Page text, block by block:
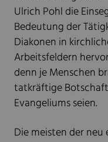
Ulrich Pohl die
Bedeutung der
Diakonen in
Arbeitsfeldern
denn je Menschen
tatkräftige
Evangeliums seien.
Die meisten der